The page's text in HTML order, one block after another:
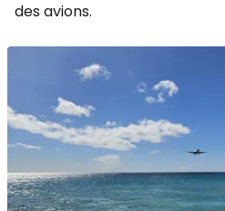
des avions.